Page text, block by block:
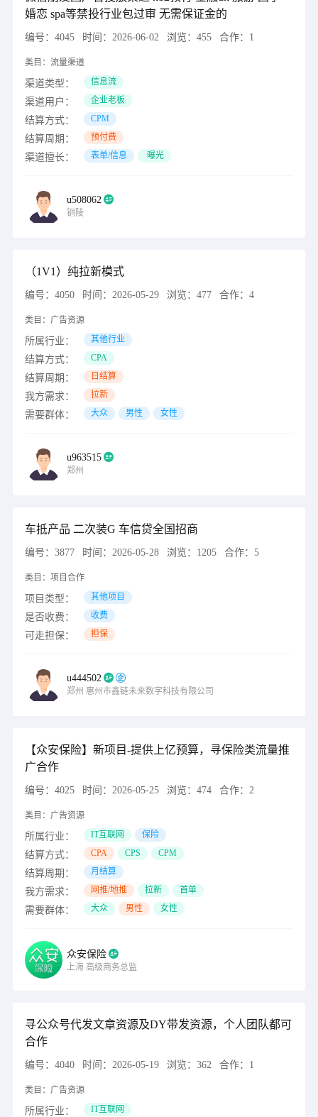
婚恋 spa等禁投行业包过审 无需保证金的
编号： 4045 时间： 2026-06-02 浏览： 455 合作： 1
类目： 流量渠道
渠道类型： 信息流
渠道用户： 企业老板
结算方式： CPM
结算周期： 预付费
渠道擅长： 表单/信息 曝光
u508062
铜陵
（1V1）纯拉新模式
编号： 4050 时间： 2026-05-29 浏览： 477 合作： 4
类目： 广告资源
所属行业： 其他行业
结算方式： CPA
结算周期： 日结算
我方需求： 拉新
需要群体： 大众 男性 女性
u963515
郑州
车抵产品 二次装G 车信贷全国招商
编号： 3877 时间： 2026-05-28 浏览： 1205 合作： 5
类目： 项目合作
项目类型： 其他项目
是否收费： 收费
可走担保： 担保
u444502
郑州 惠州市鑫链未来数字科技有限公司
【众安保险】新项目-提供上亿预算，寻保险类流量推
广合作
编号： 4025 时间： 2026-05-25 浏览： 474 合作： 2
类目： 广告资源
所属行业： IT互联网 保险
结算方式： CPA CPS CPM
结算周期： 月结算
我方需求： 网推/地推 拉新 首单
需要群体： 大众 男性 女性
众安保险
上海 高级商务总监
寻公众号代发文章资源及DY带发资源，个人团队都可
合作
编号： 4040 时间： 2026-05-19 浏览： 362 合作： 1
类目： 广告资源
所属行业： IT互联网